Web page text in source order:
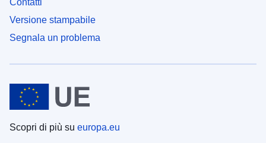
Versione stampabile
Segnala un problema
Scopri di più su europa.eu